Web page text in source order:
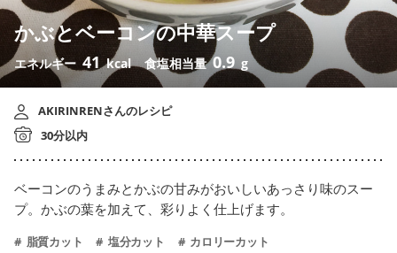
かぶとベーコンの中華スープ
エネルギー 41 kcal 食塩相当量0.9 g
AKIRINRENさんのレシピ
30分以内
ベーコンのうまみとかぶの甘みがおいしいあっさり味のスー
プ。かぶの葉を加えて、彩りよく仕上げます。
脂質カット 塩分カット カロリーカット